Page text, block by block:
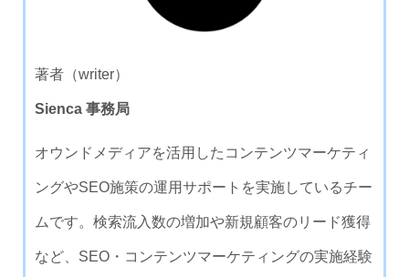
著者（writer）
Sienca 事務局
オウンドメディアを活用したコンテンツマーケティ
ングやSEO施策の運用サポートを実施しているチー
ムです。検索流入数の増加や新規顧客のリード獲得
など、SEO・コンテンツマーケティングの実施経験